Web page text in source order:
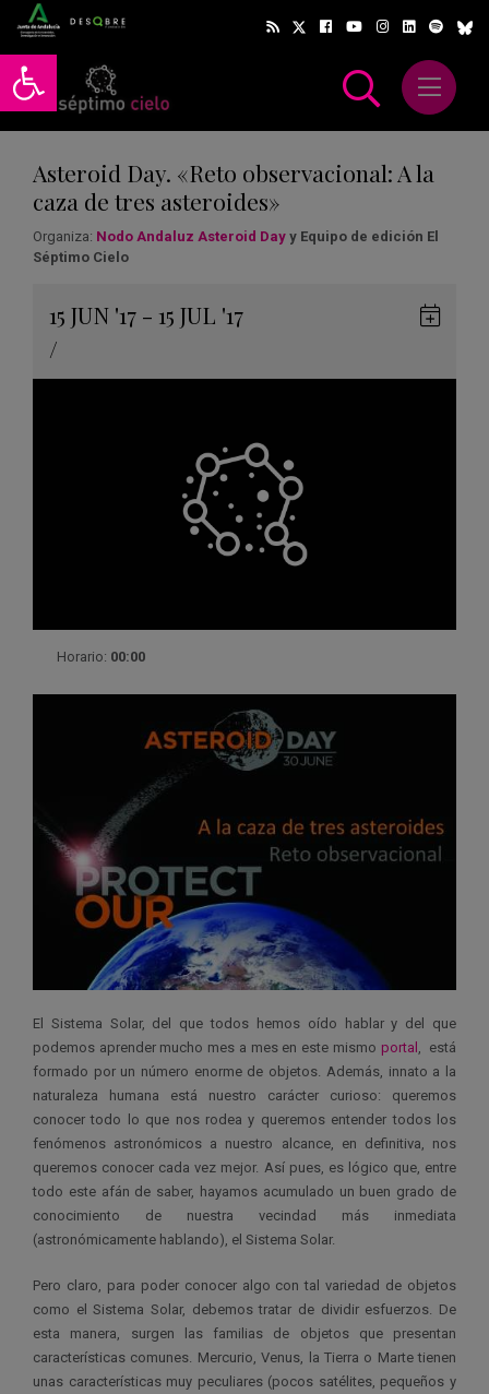
Abrir barra de herramientas
Abrir
Asteroid Day. «Reto observacional: A la
caza de tres asteroides»
Organiza: Nodo Andaluz Asteroid Day y Equipo de edición El
Séptimo Cielo
15 JUN '17 - 15 JUL '17
/
Horario: 00:00
El Sistema Solar, del que todos hemos oído hablar y del que
podemos aprender mucho mes a mes en este mismo portal , está
formado por un número enorme de objetos. Además, innato a la
naturaleza humana está nuestro carácter curioso: queremos
conocer todo lo que nos rodea y queremos entender todos los
fenómenos astronómicos a nuestro alcance, en definitiva, nos
queremos conocer cada vez mejor. Así pues, es lógico que, entre
todo este afán de saber, hayamos acumulado un buen grado de
conocimiento de nuestra vecindad más inmediata
(astronómicamente hablando), el Sistema Solar.
Pero claro, para poder conocer algo con tal variedad de objetos
como el Sistema Solar, debemos tratar de dividir esfuerzos. De
esta manera, surgen las familias de objetos que presentan
características comunes. Mercurio, Venus, la Tierra o Marte tienen
unas características muy peculiares (pocos satélites, pequeños y